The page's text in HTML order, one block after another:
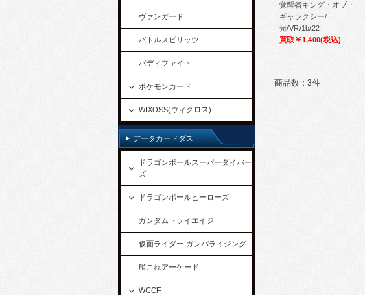
覚醒者キング・オブ・
ギャラクシー/
光/VR/1b/22
買取￥1,400(税込)
商品数：3件
ヴァンガード
バトルスピリッツ
バディファイト
ポケモンカード
WIXOSS(ウィクロス)
データカードダス
ドラゴンボールスーパーダイバー
ズ
ドラゴンボールヒーローズ
ガンダムトライエイジ
仮面ライダー ガンバライジング
艦これアーケード
WCCF